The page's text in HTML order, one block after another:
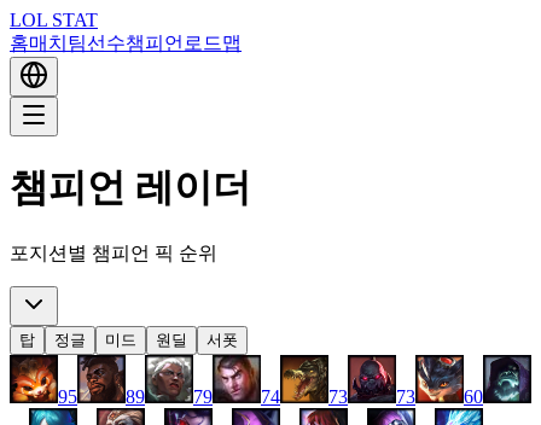
LOL STAT
홈매치 팀선수챔피언 로드맵
챔피언 레이더
포지션별 챔피언 픽 순위
탑 정글 미드 원딜 서폿
95 89 79 74 73 73 60